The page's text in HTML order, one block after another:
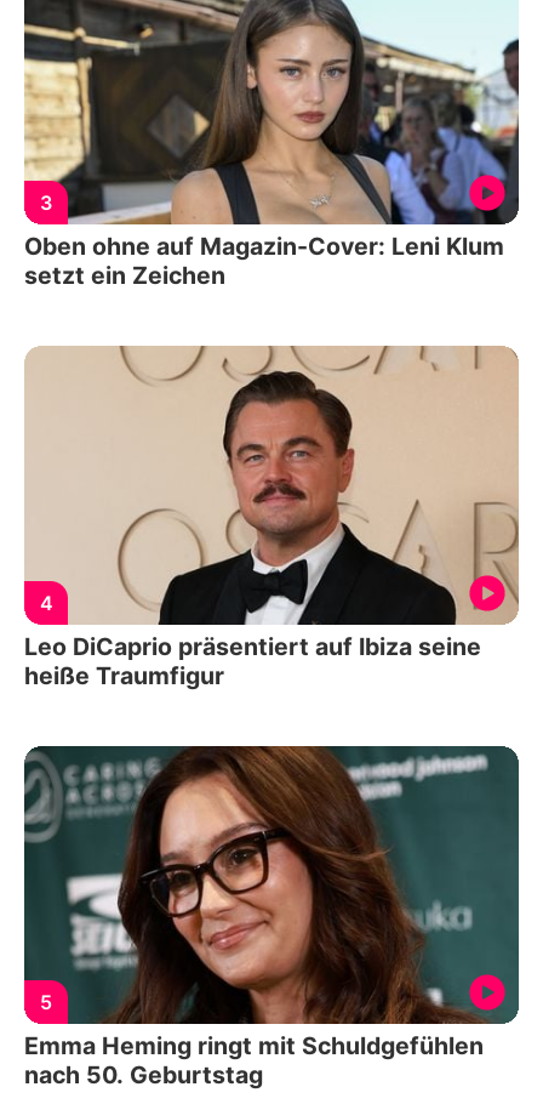
3
Oben ohne auf Magazin-Cover: Leni Klum
setzt ein Zeichen
4
Leo DiCaprio präsentiert auf Ibiza seine
heiße Traumfigur
5
Emma Heming ringt mit Schuldgefühlen
nach 50. Geburtstag